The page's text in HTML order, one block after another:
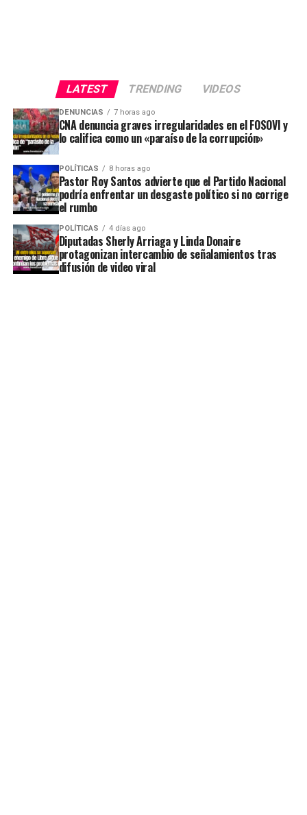
LATEST TRENDING VIDEOS
DENUNCIAS 7 horas ago
CNA denuncia graves irregularidades en el FOSOVI y
lo califica como un «paraíso de la corrupción»
POLÍTICAS 8 horas ago
Pastor Roy Santos advierte que el Partido Nacional
podría enfrentar un desgaste político si no corrige
el rumbo
POLÍTICAS 4 días ago
Diputadas Sherly Arriaga y Linda Donaire
protagonizan intercambio de señalamientos tras
difusión de video viral